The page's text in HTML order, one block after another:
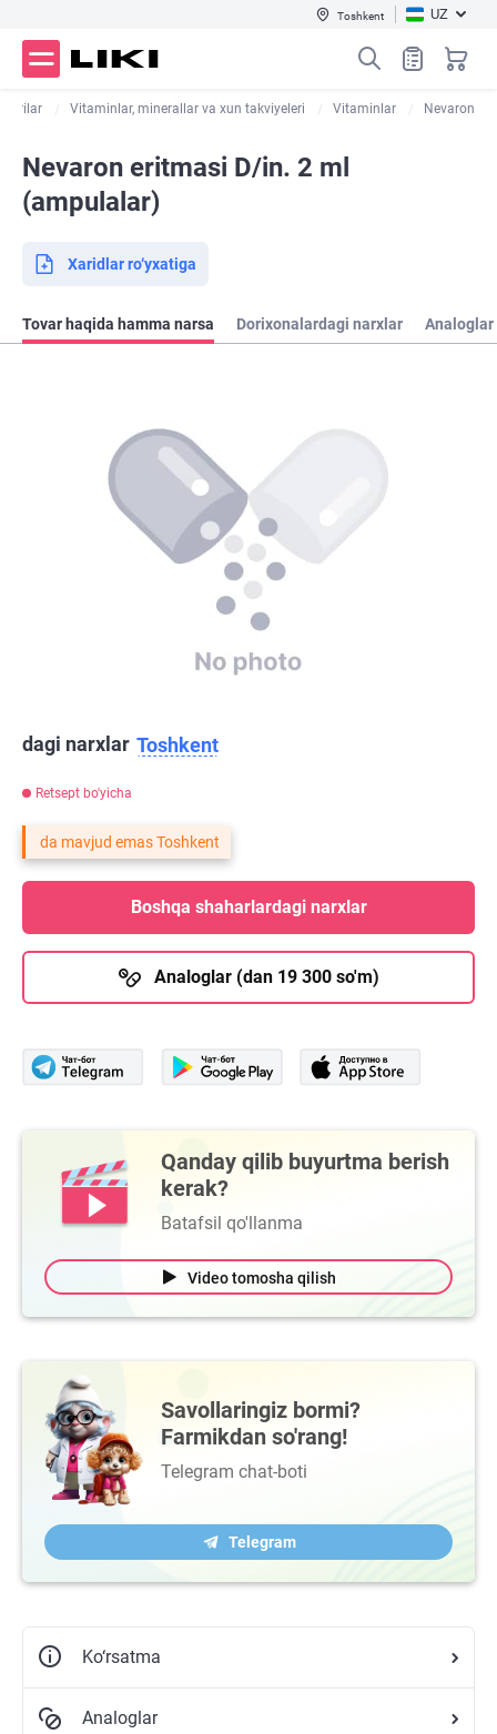
Toshkent UZ
dorilar Vitaminlar, minerallar va xun takviyeleri Vitaminlar Nevaron
Nevaron eritmasi D/in. 2 ml
(ampulalar)
Xaridlar ro‘yxatiga
Tovar haqida hamma narsa Dorixonalardagi narxlar Analoglar
dagi narxlar Toshkent
Retsept bo'yicha
da mavjud emas Toshkent
Boshqa shaharlardagi narxlar
Analoglar (dan 19 300 so'm)
Qanday qilib buyurtma berish
kerak?
Batafsil qo'llanma
Video tomosha qilish
Savollaringiz bormi?
Farmikdan so'rang!
Telegram chat-boti
Telegram
Ko‘rsatma
Analoglar